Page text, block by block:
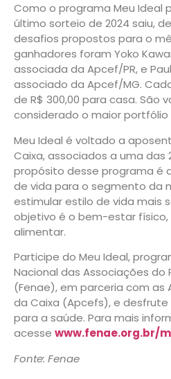
Como o programa Meu Ideal
último sorteio de 2024 saiu,
desafios propostos para o
ganhadores foram Yoko
associada da Apcef/PR, e
associado da Apcef/MG.
de R$ 300,00 para casa. São
considerado o maior portfólio
Meu Ideal é voltado a
Caixa, associados a uma das
propósito desse programa é
de vida para o segmento da
estimular estilo de vida mais
objetivo é o bem-estar
alimentar.
Participe do Meu Ideal,
Nacional das Associações do
(Fenae), em parceria com as
da Caixa (Apcefs), e
para a saúde. Para mais
acesse www.fenae.org.br/
Fonte: Fenae